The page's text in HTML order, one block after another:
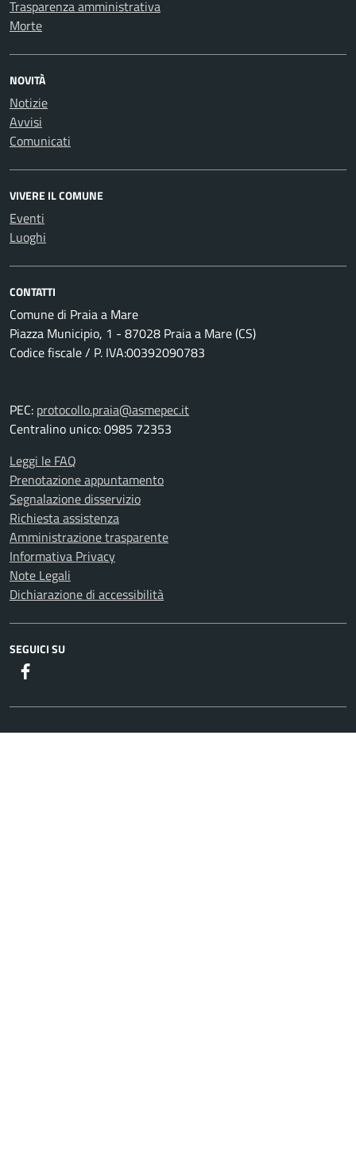
Trasparenza amministrativa
Morte
NOVITÀ
Notizie
Avvisi
Comunicati
VIVERE IL COMUNE
Eventi
Luoghi
CONTATTI
Comune di Praia a Mare
Piazza Municipio, 1 - 87028 Praia a Mare (CS)
Codice fiscale / P. IVA:00392090783
PEC: protocollo.praia@asmepec.it
Centralino unico: 0985 72353
Leggi le FAQ
Prenotazione appuntamento
Segnalazione disservizio
Richiesta assistenza
Amministrazione trasparente
Informativa Privacy
Note Legali
Dichiarazione di accessibilità
SEGUICI SU